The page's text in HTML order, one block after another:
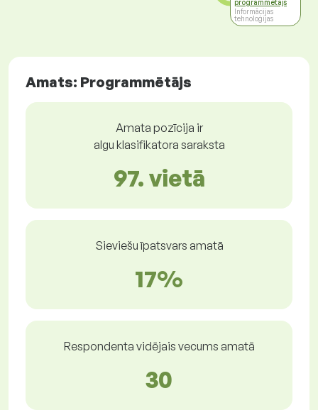
programmētājs
Informācijas
tehnoloģijas
Amats: Programmētājs
Amata pozīcija ir
algu klasifikatora saraksta
97. vietā
Sieviešu īpatsvars amatā
17%
Respondenta vidējais vecums amatā
30